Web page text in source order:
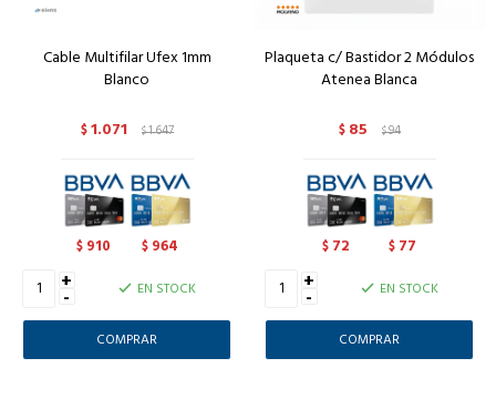
Cable Multifilar Ufex 1mm
Blanco
$1.071 $1.647
$ 910 $ 964
+
- EN STOCK
Plaqueta c/ Bastidor 2 Módulos
Atenea Blanca
$ 85 $94
$ 72 $ 77
+
- EN STOCK